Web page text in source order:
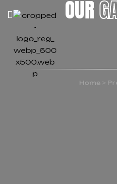
OUR
Home >